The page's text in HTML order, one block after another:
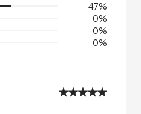
47%
0%
0%
0%